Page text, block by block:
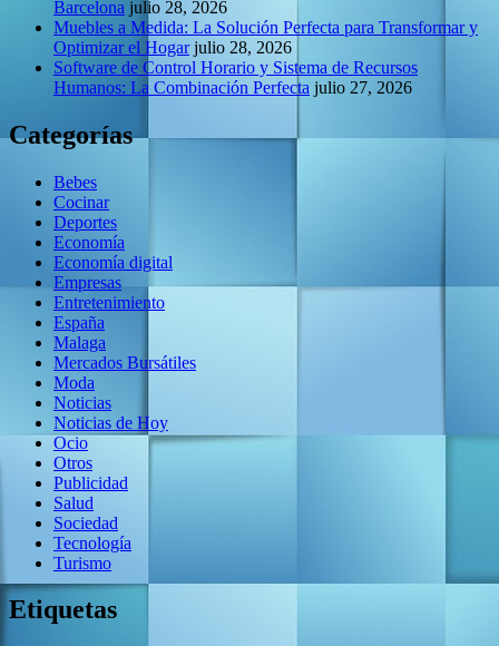
Barcelona julio 28, 2026
Muebles a Medida: La Solución Perfecta para Transformar y
Optimizar el Hogar julio 28, 2026
Software de Control Horario y Sistema de Recursos
Humanos: La Combinación Perfecta julio 27, 2026
Categorías
Bebes
Cocinar
Deportes
Economía
Economía digital
Empresas
Entretenimiento
España
Malaga
Mercados Bursátiles
Moda
Noticias
Noticias de Hoy
Ocio
Otros
Publicidad
Salud
Sociedad
Tecnología
Turismo
Etiquetas